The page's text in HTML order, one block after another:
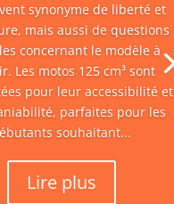
synonyme de liberté et
mais aussi de questions
concernant le modèle à
Les motos 125 cm³ sont
pour leur accessibilité et
parfaites pour les
souhaitant...
Lire plus